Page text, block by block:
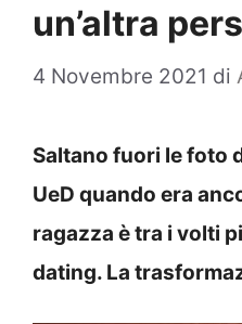
un’altra
4 Novembre 2021 di
Saltano fuori le foto
UeD quando era
ragazza è tra i volti
dating. La